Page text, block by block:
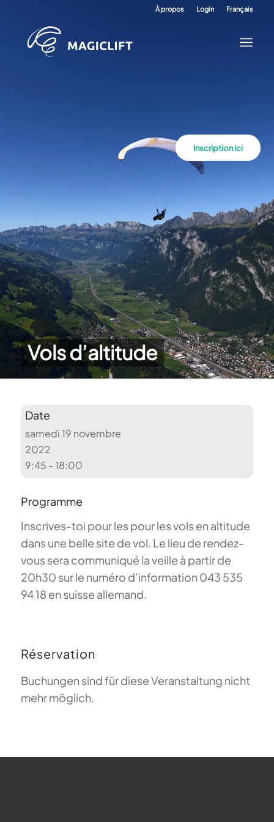
À propos Login Français
Vols d’altitude
Inscription ici
Date
samedi 19 novembre
2022
9:45 - 18:00
Programme
Inscrives-toi pour les pour les vols en altitude
dans une belle site de vol. Le lieu de rendez-
vous sera communiqué la veille à partir de
20h30 sur le numéro d’information 043 535
94 18 en suisse allemand.
Réservation
Buchungen sind für diese Veranstaltung nicht
mehr möglich.